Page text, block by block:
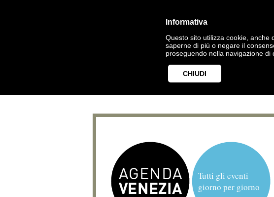
Informativa
Questo sito utilizza cookie, anche
saperne di più o negare il
proseguendo nella navigazione di
CHIUDI
Tutti gli eventi
giorno per giorno